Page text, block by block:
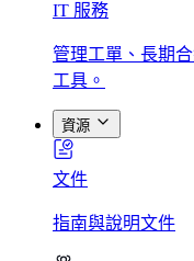
IT 服務
管理工單、長期
工具。
資源
文件
指南與說明文件